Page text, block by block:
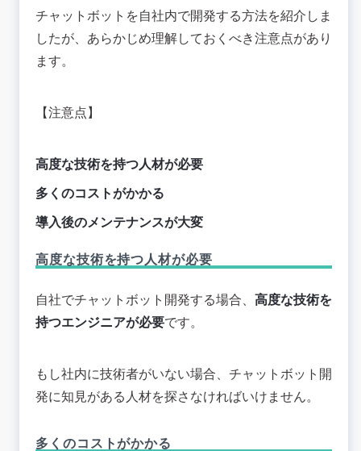
チャットボットを自社内で開発する方法を紹介しま
したが、あらかじめ理解しておくべき注意点があり
ます。
【注意点】
高度な技術を持つ人材が必要
多くのコストがかかる
導入後のメンテナンスが大変
高度な技術を持つ人材が必要
自社でチャットボット開発する場合、 高度な技術を
持つエンジニアが必要です。
もし社内に技術者がいない場合、チャットボット開
発に知見がある人材を探さなければいけません。
多くのコストがかかる